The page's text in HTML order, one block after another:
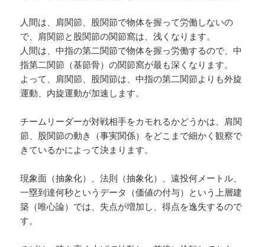
人間は、肩関節、股関節で物体を握って労働しないの
で、肩関節と股関節の関節窩は、浅くなります。
人間は、中指の第二関節で物体を握っ労働するので、中
指第二関節（基節骨）の関節窩が最も深くなります。
よって、肩関節、股関節は、中指の第二関節よりも外旋
運動、内旋運動が加速します。
チームリーダーが対戦相手をカモれるかどうかは、肩関
節、股関節の動き（事実関係）をどこまで細かく観察で
きているかによって決まります。
現象面（抽象化）、法則（抽象化）、遠投何メートル、
一塁到達何秒というデータ（価値の付与）という上層建
築（唯心論）では、失点が増加し、得点を逸失するので
す。